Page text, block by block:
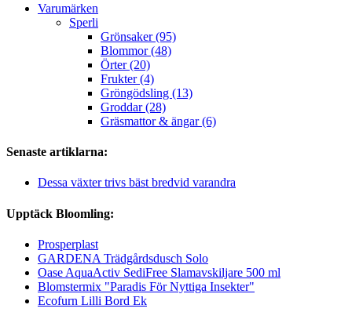
Varumärken
Sperli
Grönsaker (95)
Blommor (48)
Örter (20)
Frukter (4)
Gröngödsling (13)
Groddar (28)
Gräsmattor & ängar (6)
Senaste artiklarna:
Dessa växter trivs bäst bredvid varandra
Upptäck Bloomling:
Prosperplast
GARDENA Trädgårdsdusch Solo
Oase AquaActiv SediFree Slamavskiljare 500 ml
Blomstermix "Paradis För Nyttiga Insekter"
Ecofurn Lilli Bord Ek